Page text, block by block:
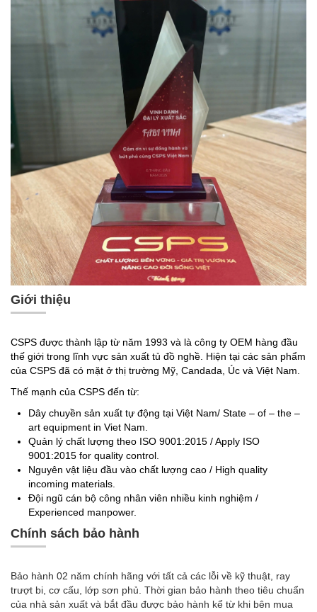
Giới thiệu
CSPS được thành lập từ năm 1993 và là công ty OEM hàng đầu
thế giới trong lĩnh vực sản xuất tủ đồ nghề. Hiện tại các sản phẩm
của CSPS đã có mặt ở thị trường Mỹ, Candada, Úc và Việt Nam.
Thế mạnh của CSPS đến từ:
Dây chuyền sản xuất tự động tại Việt Nam/ State – of – the –
art equipment in Viet Nam.
Quản lý chất lượng theo ISO 9001:2015 / Apply ISO
9001:2015 for quality control.
Nguyên vật liệu đầu vào chất lượng cao / High quality
incoming materials.
Đội ngũ cán bộ công nhân viên nhiều kinh nghiệm /
Experienced manpower.
Chính sách bảo hành
Bảo hành 02 năm chính hãng với tất cả các lỗi về kỹ thuật, ray
trượt bi, cơ cấu, lớp sơn phủ. Thời gian bảo hành theo tiêu chuẩn
của nhà sản xuất và bắt đầu được bảo hành kể từ khi bên mua